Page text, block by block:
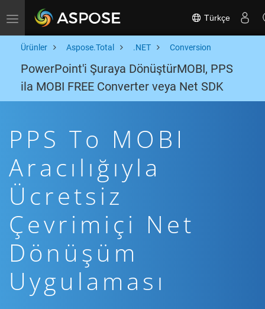
Toggle navigation Türkçe
Ürünler Aspose.Total .NET Conversion
PowerPoint'i Şuraya DönüştürMOBI, PPS
ila MOBI FREE Converter veya Net SDK
PPS To MOBI
Aracılığıyla
Ücretsiz
Çevrimiçi Net
Dönüşüm
Uygulaması